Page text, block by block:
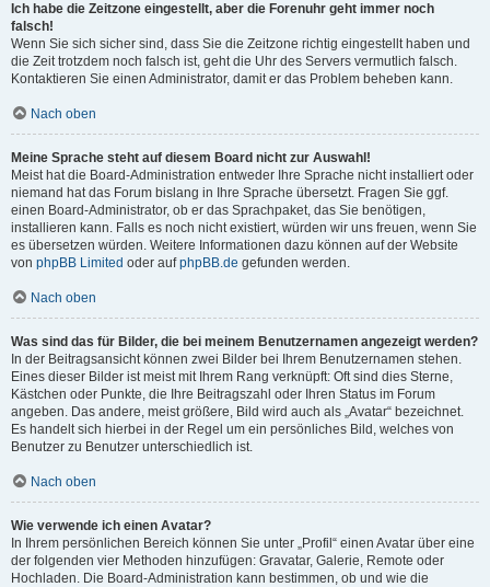
Ich habe die Zeitzone eingestellt, aber die Forenuhr geht immer noch
falsch!
Wenn Sie sich sicher sind, dass Sie die Zeitzone richtig eingestellt haben und
die Zeit trotzdem noch falsch ist, geht die Uhr des Servers vermutlich falsch.
Kontaktieren Sie einen Administrator, damit er das Problem beheben kann.
Nach oben
Meine Sprache steht auf diesem Board nicht zur Auswahl!
Meist hat die Board-Administration entweder Ihre Sprache nicht installiert oder
niemand hat das Forum bislang in Ihre Sprache übersetzt. Fragen Sie ggf.
einen Board-Administrator, ob er das Sprachpaket, das Sie benötigen,
installieren kann. Falls es noch nicht existiert, würden wir uns freuen, wenn Sie
es übersetzen würden. Weitere Informationen dazu können auf der Website
von phpBB Limited oder aufphpBB.de gefunden werden.
Nach oben
Was sind das für Bilder, die bei meinem Benutzernamen angezeigt werden?
In der Beitragsansicht können zwei Bilder bei Ihrem Benutzernamen stehen.
Eines dieser Bilder ist meist mit Ihrem Rang verknüpft: Oft sind dies Sterne,
Kästchen oder Punkte, die Ihre Beitragszahl oder Ihren Status im Forum
angeben. Das andere, meist größere, Bild wird auch als „Avatar“ bezeichnet.
Es handelt sich hierbei in der Regel um ein persönliches Bild, welches von
Benutzer zu Benutzer unterschiedlich ist.
Nach oben
Wie verwende ich einen Avatar?
In Ihrem persönlichen Bereich können Sie unter „Profil“ einen Avatar über eine
der folgenden vier Methoden hinzufügen: Gravatar, Galerie, Remote oder
Hochladen. Die Board-Administration kann bestimmen, ob und wie die